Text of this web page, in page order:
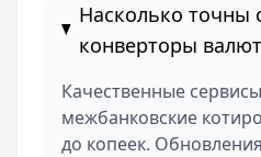
Насколько точны
конверторы
Качественные
межбанковские
до копеек.